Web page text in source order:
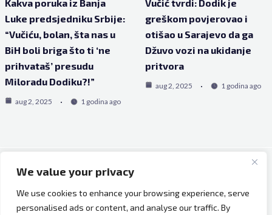
We value your privacy
We use cookies to enhance your browsing experience, serve
personalised ads or content, and analyse our traffic. By
Kakva poruka iz Banja
Luke predsjedniku Srbije:
“Vučiću, bolan, šta nas u
BiH boli briga što ti ‘ne
prihvataš’ presudu
Miloradu Dodiku?!”
aug 2, 2025 1 godina ago
Vučić tvrdi: Dodik je
greškom povjerovao i
otišao u Sarajevo da ga
Džuvo vozi na ukidanje
pritvora
aug 2, 2025 1 godina ago
Copyright © 2026 Bh Dijaspora.
O nama
Marketing